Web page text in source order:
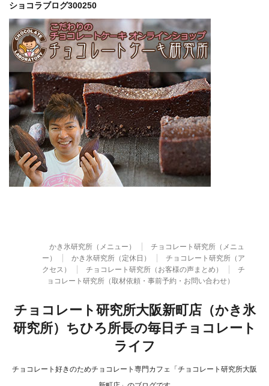
ショコラブログ300250
かき氷研究所（メニュー）
チョコレート研究所（メニュ
ー）
かき氷研究所（定休日）
チョコレート研究所（ア
クセス）
チョコレート研究所（お客様の声まとめ）
チ
ョコレート研究所（取材依頼・事前予約・お問い合わせ）
チョコレート研究所大阪新町店（かき氷
研究所）ちひろ所長の毎日チョコレート
ライフ
チョコレート好きのためチョコレート専門カフェ「チョコレート研究所大阪